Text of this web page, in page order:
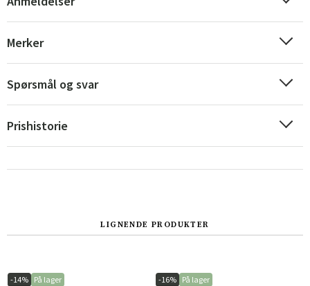
Suomi
Merker
Spørsmål og svar
Prishistorie
LIGNENDE PRODUKTER
-14% På lager -16% På lager